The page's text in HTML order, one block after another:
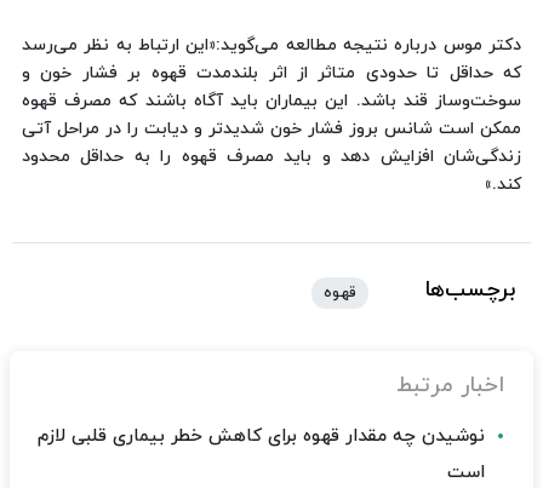
دکتر موس درباره نتیجه مطالعه می‌گوید:«این ارتباط به نظر می‌رسد
که حداقل تا حدودی متاثر از اثر بلندمدت قهوه بر فشار خون و
سوخت‌وساز قند باشد. این بیماران باید آگاه باشند که مصرف قهوه
ممکن است شانس بروز فشار خون شدیدتر و دیابت را در مراحل آتی
زندگی‌شان افزایش دهد و باید مصرف قهوه را به حداقل محدود
کند.»
برچسب‌ها قهوه
اخبار مرتبط
نوشیدن چه مقدار قهوه برای کاهش خطر بیماری قلبی لازم
است